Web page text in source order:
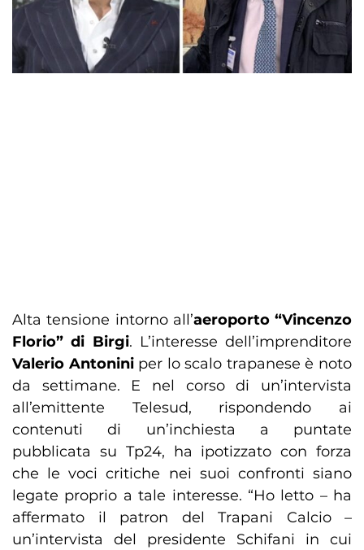
Alta tensione intorno all’aeroporto “Vincenzo
Florio” di Birgi. L’interesse dell’imprenditore
Valerio Antoniniper lo scalo trapanese è noto
da settimane. E nel corso di un’intervista
all’emittente Telesud, rispondendo ai
contenuti di un’inchiesta a puntate
pubblicata su Tp24, ha ipotizzato con forza
che le voci critiche nei suoi confronti siano
legate proprio a tale interesse. “Ho letto – ha
affermato il patron del Trapani Calcio –
un’intervista del presidente Schifani in cui